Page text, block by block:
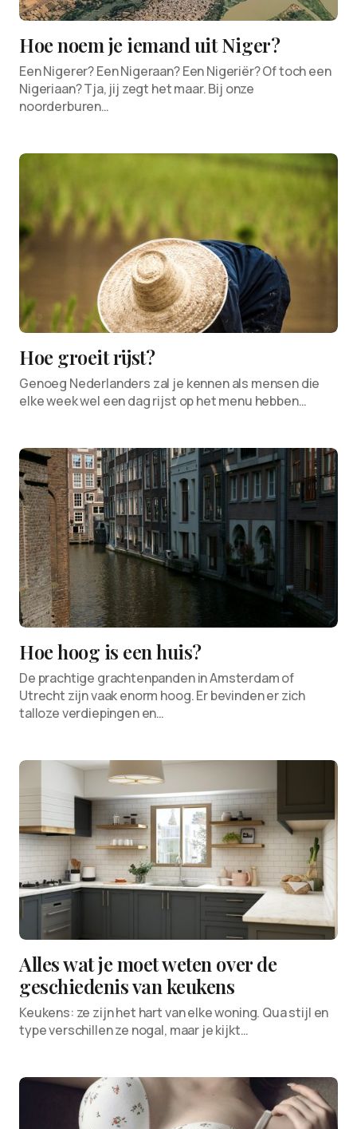
Hoe noem je iemand uit Niger?
Een Nigerer? Een Nigeraan? Een Nigeriër? Of toch een
Nigeriaan? Tja, jij zegt het maar. Bij onze
noorderburen…
Hoe groeit rijst?
Genoeg Nederlanders zal je kennen als mensen die
elke week wel een dag rijst op het menu hebben…
Hoe hoog is een huis?
De prachtige grachtenpanden in Amsterdam of
Utrecht zijn vaak enorm hoog. Er bevinden er zich
talloze verdiepingen en…
Alles wat je moet weten over de
geschiedenis van keukens
Keukens: ze zijn het hart van elke woning. Qua stijl en
type verschillen ze nogal, maar je kijkt…